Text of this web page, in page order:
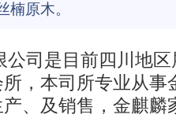
楠原木。
公司是目前四川地
，本司所专业从事
、及销售，金麒麟